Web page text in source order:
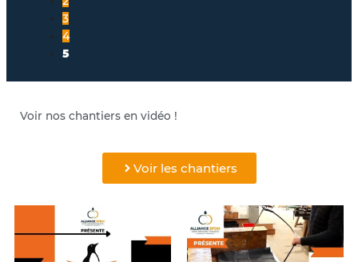
3
4
5
Voir nos chantiers en vidéo !
Voir les chantiers